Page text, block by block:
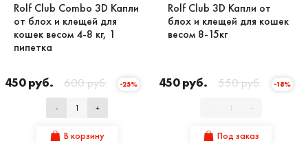
Rolf Club Combo 3D Капли
от блох и клещей для
кошек весом 4-8 кг, 1
пипетка
450 руб. 600 руб. -25%
- +
В корзину
Rolf Club 3D Капли от
блох и клещей для кошек
весом 8-15кг
450 руб. 550 руб. -18%
- +
Под заказ